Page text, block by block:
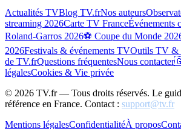
Actualités TVBlog TV.frNos auteurs
streaming 2026Carte TV FranceÉvénements
Roland-Garros 2026⚽ Coupe du Monde
2026Festivals & événements TVOutils TV &
de TV.frQuestions fréquentesNous contacter
légalesCookies & Vie privée
© 2026 TV.fr — Tous droits réservés. Le
référence en France. Contact : support@tv.fr
Mentions légalesConfidentialitéÀ propos